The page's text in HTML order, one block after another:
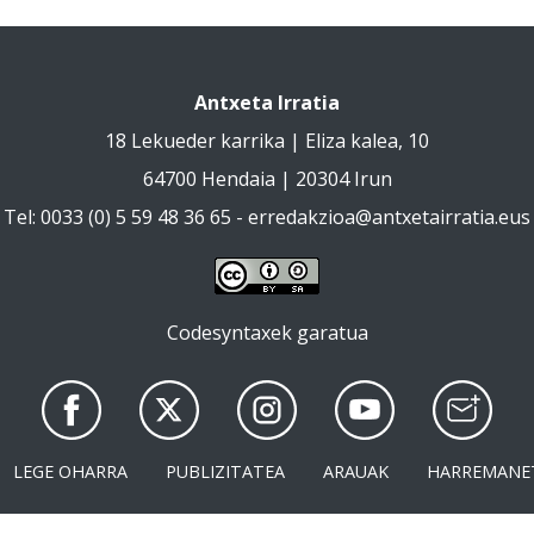
Antxeta Irratia
18 Lekueder karrika | Eliza kalea, 10
64700 Hendaia | 20304 Irun
Tel: 0033 (0) 5 59 48 36 65 - erredakzioa@antxetairratia.eus
Codesyntaxek garatua
LEGE OHARRA PUBLIZITATEA ARAUAK